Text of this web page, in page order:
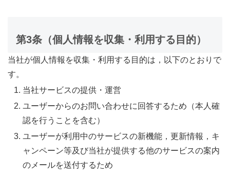
第3条（個人情報を収集・利用する目的）
当社が個人情報を収集・利用する目的は，以下のとおりで
す。
当社サービスの提供・運営
ユーザーからのお問い合わせに回答するため（本人確
認を行うことを含む）
ユーザーが利用中のサービスの新機能，更新情報，キ
ャンペーン等及び当社が提供する他のサービスの案内
のメールを送付するため